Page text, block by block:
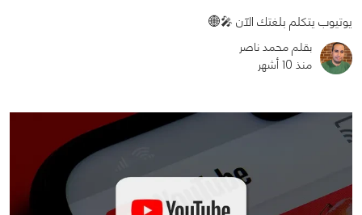
1241
0
يوتيوب يتكلم بلغتك الآن 🎤🌐
بقلم محمد ناصر
منذ 10 أشهر